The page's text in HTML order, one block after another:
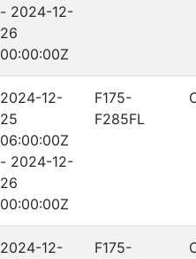
- 2024-12-
26
00:00:00Z
2024-12-
25
06:00:00Z
- 2024-12-
26
00:00:00Z
F175-
F285FL
2024-12-
F175-